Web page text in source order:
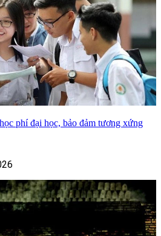
phí đại học, bảo đảm tương xứng